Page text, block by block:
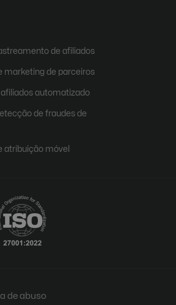
de afiliados
marketing de parceiros
automatizado
de fraudes de
atribuição móvel
de abuso